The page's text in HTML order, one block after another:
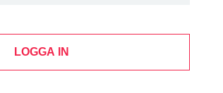
LOGGA IN